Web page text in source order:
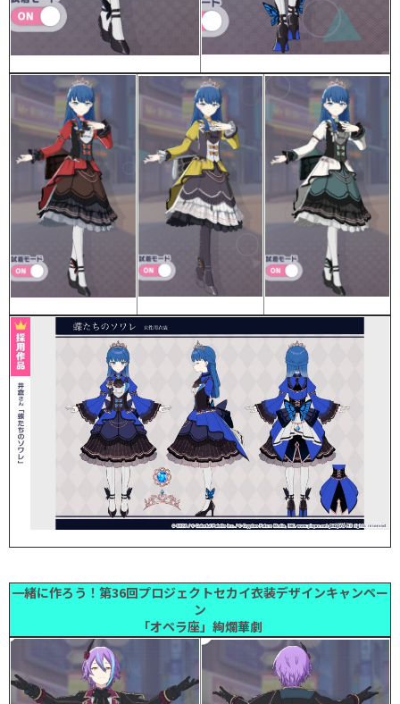
一緒に作ろう！第36回プロジェクトセカイ衣装デザインキャンペー
ン
「オペラ座」絢爛華劇